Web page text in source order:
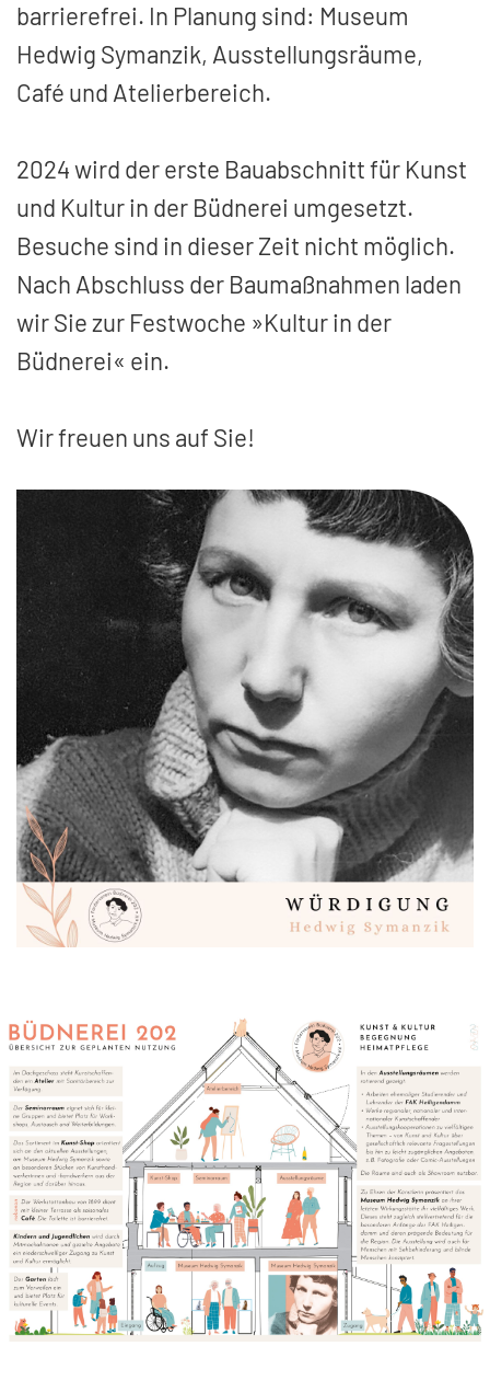
barrierefrei. In Planung sind: Museum
Hedwig Symanzik, Ausstellungsräume,
Café und Atelierbereich.
2024 wird der erste Bauabschnitt für Kunst
und Kultur in der Büdnerei umgesetzt.
Besuche sind in dieser Zeit nicht möglich.
Nach Abschluss der Baumaßnahmen laden
wir Sie zur Festwoche »Kultur in der
Büdnerei« ein.
Wir freuen uns auf Sie!